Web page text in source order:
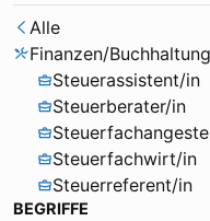
Alle
Finanzen/
Steuerassistent/in
Steuerberater/in
Steuerfachwirt/in
Steuerreferent/in
BEGRIFFE